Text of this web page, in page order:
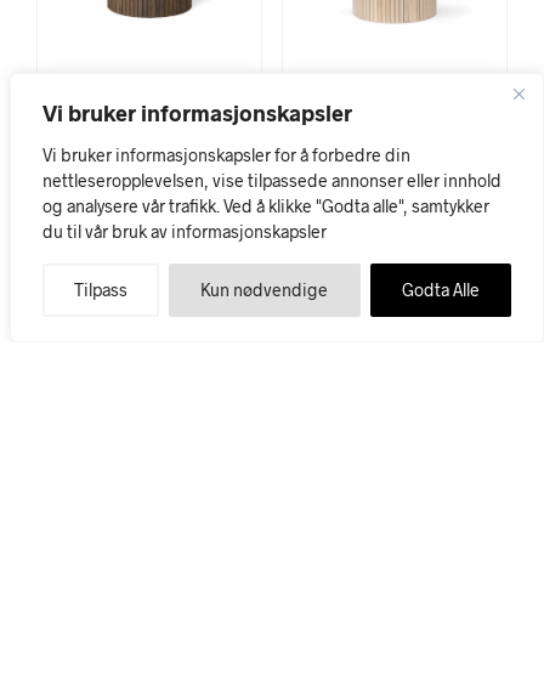
Vi bruker informasjonskapsler
Vi bruker informasjonskapsler for å forbedre din
nettleseropplevelsen, vise tilpassede annonser eller innhold
og analysere vår trafikk. Ved å klikke "Godta alle", samtykker
du til vår bruk av informasjonskapsler
Tilpass Kun nødvendige Godta Alle
Luna Spisebord Rundt
kr29.995
Opprinnelig pris var: kr 29.995.
kr17.995
Nåværende pris er: kr 17.995.
Luna Spisebord Rundt
kr33.995
Opprinnelig pris var: kr 33.995.
kr19.995
Nåværende pris er: kr 19.995.
41 36